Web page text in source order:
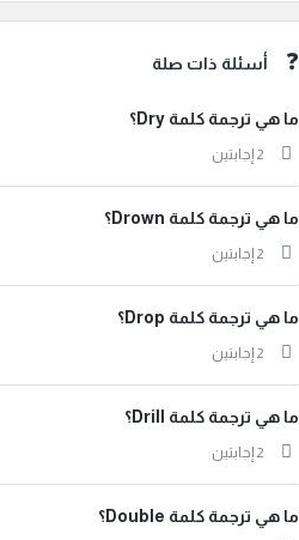
أسئلة ذات صلة
ما هي ترجمة كلمة Dry؟
‫2 إجابتين
ما هي ترجمة كلمة Drown؟
‫2 إجابتين
ما هي ترجمة كلمة Drop؟
‫2 إجابتين
ما هي ترجمة كلمة Drill؟
‫2 إجابتين
ما هي ترجمة كلمة Double؟